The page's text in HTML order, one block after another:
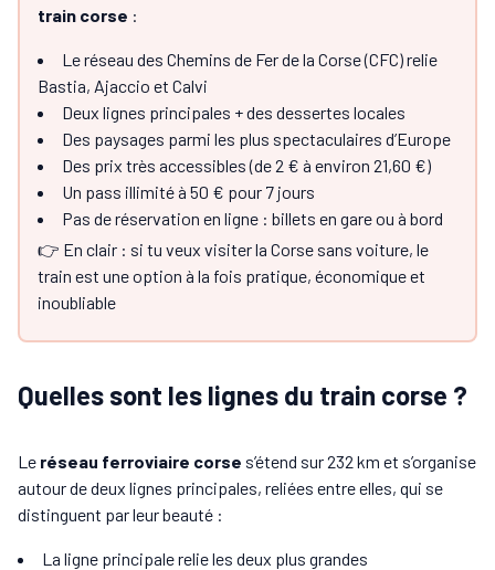
train corse :
Le réseau des Chemins de Fer de la Corse (CFC) relie
Bastia, Ajaccio et Calvi
Deux lignes principales + des dessertes locales
Des paysages parmi les plus spectaculaires d’Europe
Des prix très accessibles (de 2 € à environ 21,60 €)
Un pass illimité à 50 € pour 7 jours
Pas de réservation en ligne : billets en gare ou à bord
👉 En clair : si tu veux visiter la Corse sans voiture, le
train est une option à la fois pratique, économique et
inoubliable
Quelles sont les lignes du train corse ?
Le réseau ferroviaire corse s’étend sur 232 km et s’organise
autour de deux lignes principales, reliées entre elles, qui se
distinguent par leur beauté :
La ligne principale relie les deux plus grandes